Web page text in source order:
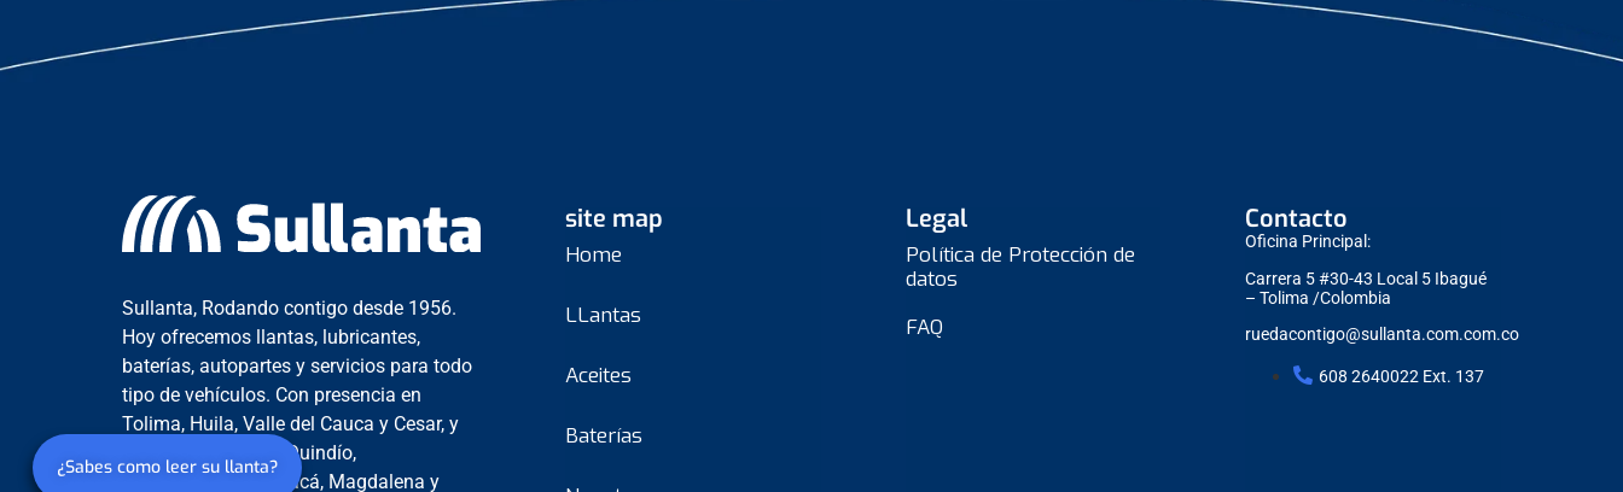
¿Sabes como leer su llanta?
Sullanta, Rodando contigo desde 1956.
Hoy ofrecemos llantas, lubricantes,
baterías, autopartes y servicios para todo
tipo de vehículos. Con presencia en
Tolima, Huila, Valle del Cauca y Cesar, y
alcance en Caldas, Quindío,
Cundinamarca, Boyacá, Magdalena y
site map
Home
LLantas
Aceites
Baterías
Legal
Política de Protección de
datos
FAQ
Contacto
Oficina Principal:
Carrera 5 #30-43 Local 5 Ibagué
– Tolima /Colombia
ruedacontigo@sullanta.com.com.co
608 2640022 Ext. 137